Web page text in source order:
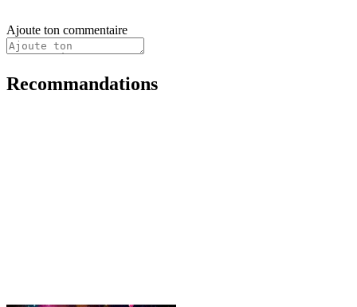
Ajoute ton commentaire
Recommandations